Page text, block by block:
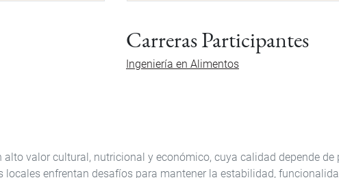
Carreras Participantes
Ingeniería en Alimentos
valor cultural, nutricional y económico, cuya calidad depende
enfrentan desafíos para mantener la estabilidad,